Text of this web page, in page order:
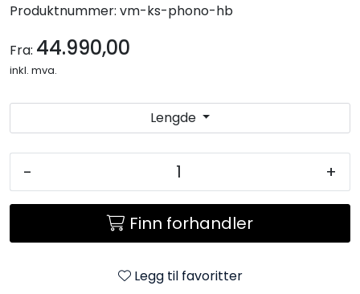
Produktnummer: vm-ks-phono-hb
Fra: 44.990,00
inkl. mva.
Lengde
- +
Finn forhandler
Legg til favoritter